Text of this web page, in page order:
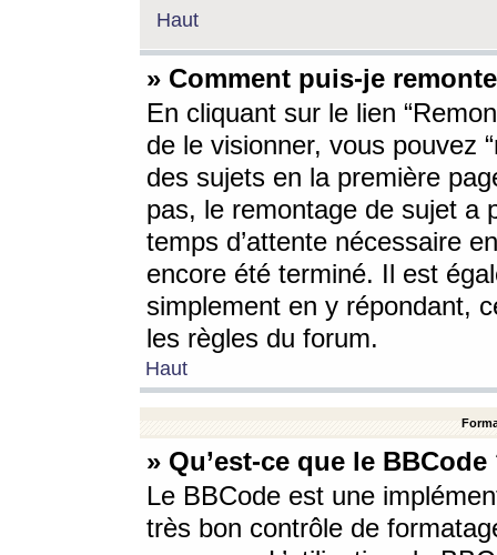
Haut
» Comment puis-je
En cliquant sur le lien
de le visionner, vous pouvez
des sujets en la première
pas, le remontage de sujet a
temps d’attente nécessaire
encore été terminé. Il est
simplement en y répondant,
les règles du forum.
Haut
» Qu’est-ce que le BBCode
Le BBCode est une
très bon contrôle de